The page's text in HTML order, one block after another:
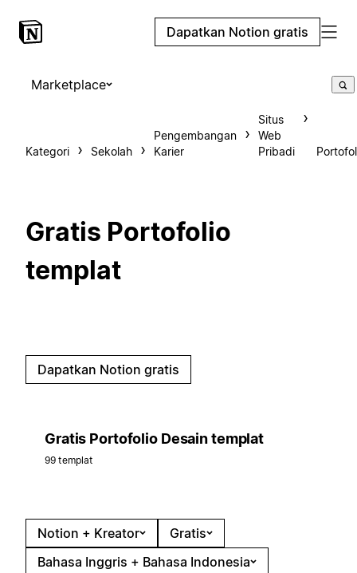
Dapatkan Notion gratis
Marketplace
Kategori Sekolah
Pengembangan
Karier
Situs
Web
Pribadi
Gratis Portofolio
templat
Dapatkan Notion gratis
Gratis Portofolio Desain templat
99 templat
Notion + Kreator
Gratis
Bahasa Inggris + Bahasa Indonesia